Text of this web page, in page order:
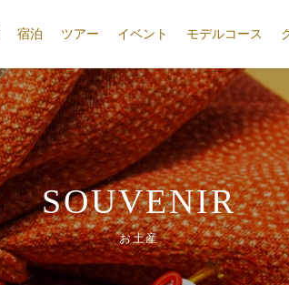
宿泊 ツアー イベント モデルコース
SOUVENIR
お土産